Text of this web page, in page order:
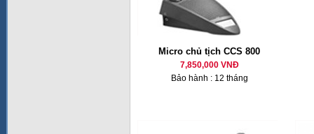
Micro chủ tịch CCS 800
7,850,000 VNĐ
Bảo hành : 12 tháng